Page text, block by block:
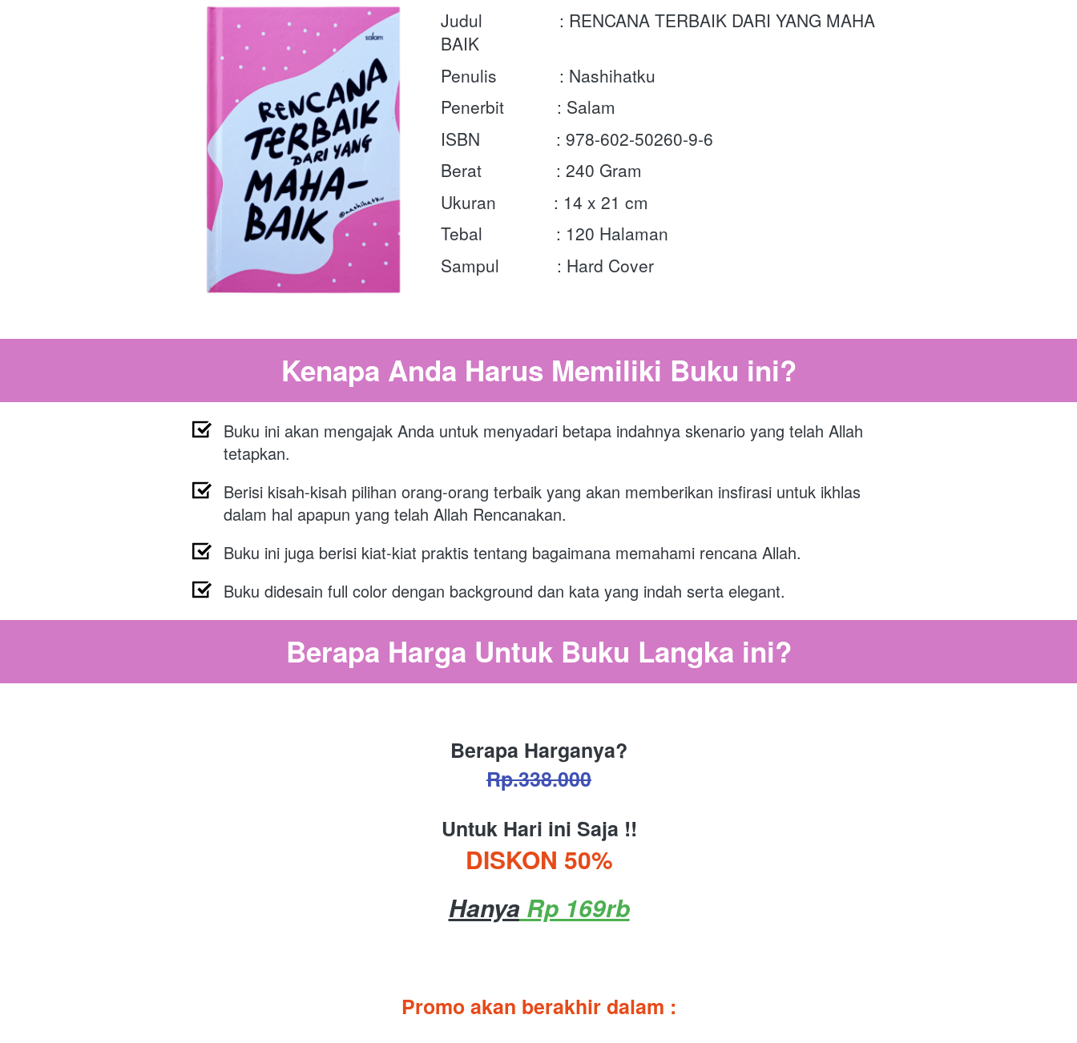
Judul                : RENCANA TERBAIK DARI YANG MAHA
BAIK
Penulis             : Nashihatku
Penerbit           : Salam
ISBN	        : 978-602-50260-9-6
Berat	        : 240 Gram
Ukuran            : 14 x 21 cm
Tebal	        : 120 Halaman
Sampul            : Hard Cover
Kenapa Anda Harus Memiliki Buku ini?
Buku ini akan mengajak Anda untuk menyadari betapa indahnya skenario yang telah Allah
tetapkan.
Berisi kisah-kisah pilihan orang-orang terbaik yang akan memberikan insfirasi untuk ikhlas
dalam hal apapun yang telah Allah Rencanakan.
Buku ini juga berisi kiat-kiat praktis tentang bagaimana memahami rencana Allah.
Buku didesain full color dengan background dan kata yang indah serta elegant.
Berapa Harga Untuk Buku Langka ini?
Berapa Harganya?
Rp.338.000
Untuk Hari ini Saja !!
DISKON 50%
Hanya Rp 169rb
Promo akan berakhir dalam :